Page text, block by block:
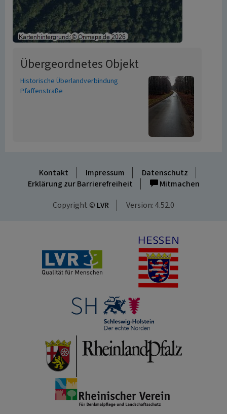
Übergeordnetes Objekt
Historische Überlandverbindung
Pfaffenstraße
Kontakt Impressum
Datenschutz
Erklärung zur Barrierefreiheit
Mitmachen
Copyright © LVR Version: 4.52.0